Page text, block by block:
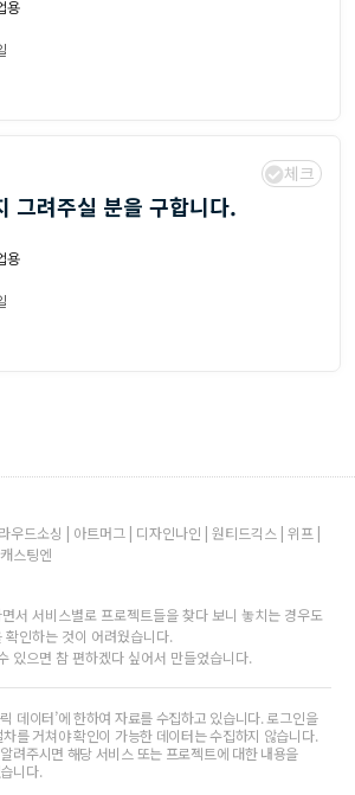
용
체크
그려주실 분을 구합니다.
용
우드소싱 | 아트머그 | 디자인나인 | 원티드긱스 | 위프 |
스팅엔
서 서비스별로 프로젝트들을 찾다 보니 놓치는 경우도
인하는 것이 어려웠습니다.
있으면 참 편하겠다 싶어서 만들었습니다.
데이터’에 한하여 자료를 수집하고 있습니다. 로그인을
를 거쳐야 확인이 가능한 데이터는 수집하지 않습니다.
려주시면 해당 서비스 또는 프로젝트에 대한 내용을
니다.